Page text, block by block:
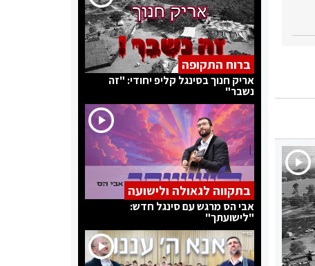
ברוח התקופה
אריק חנוך בסינגל קליפ יחודי: "זה
נשבר"
בתקווה לגאולה ולישועה
אבי הס מרגש עם סינגל חדש:
"לישועתך"